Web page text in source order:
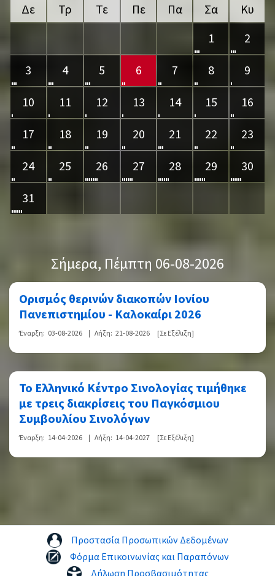
Δε Τρ Τε Πε Πα Σα
Κυ
1
2
3
4 5 6 7 8
9
10
11 12 13 14 15
16
17
18 19 20 21 22
23
24
25 26 27 28 29
30
31
Σήμερα, Πέμπτη 06-08-2026
Ορισμός θερινών διακοπών Ιονίου
Πανεπιστημίου - Καλοκαίρι 2026
Έναρξη: 03-08-2026 | Λήξη: 21-08-2026 [Σε Εξέλιξη]
Το Ελληνικό Κέντρο Σινολογίας τιμήθηκε
με τρεις διακρίσεις του Παγκόσμιου
Συμβουλίου Σινολόγων
Έναρξη: 14-04-2026 | Λήξη: 14-04-2027 [Σε Εξέλιξη]
Προστασία Προσωπικών Δεδομένων
Φόρμα Επικοινωνίας και Παραπόνων